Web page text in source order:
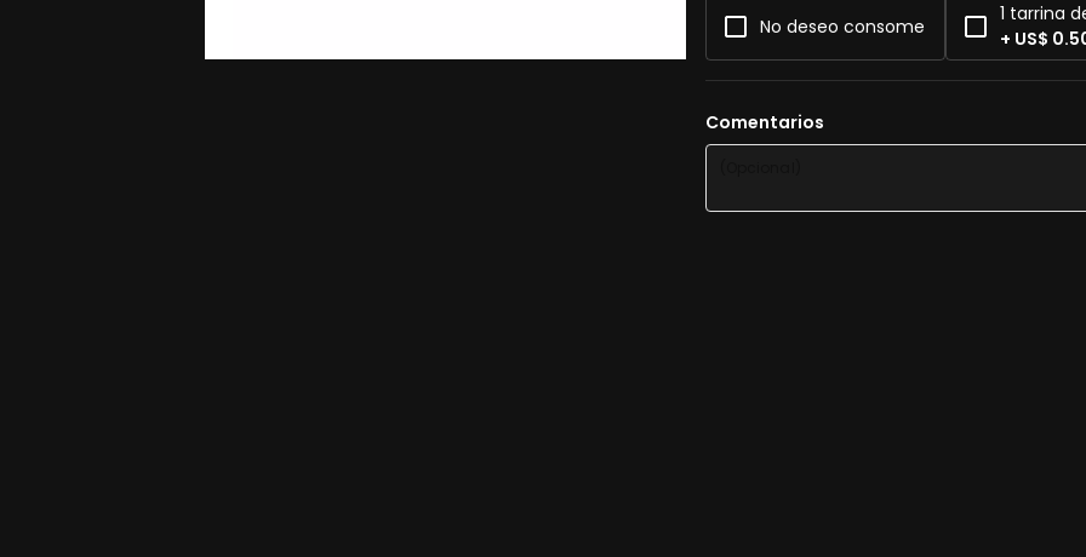
No deseo consome
1 tarrina
+ US$
Comentarios